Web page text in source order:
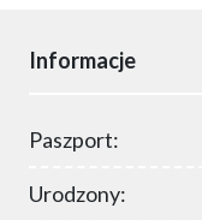
Informacje
Paszport:
Urodzony: